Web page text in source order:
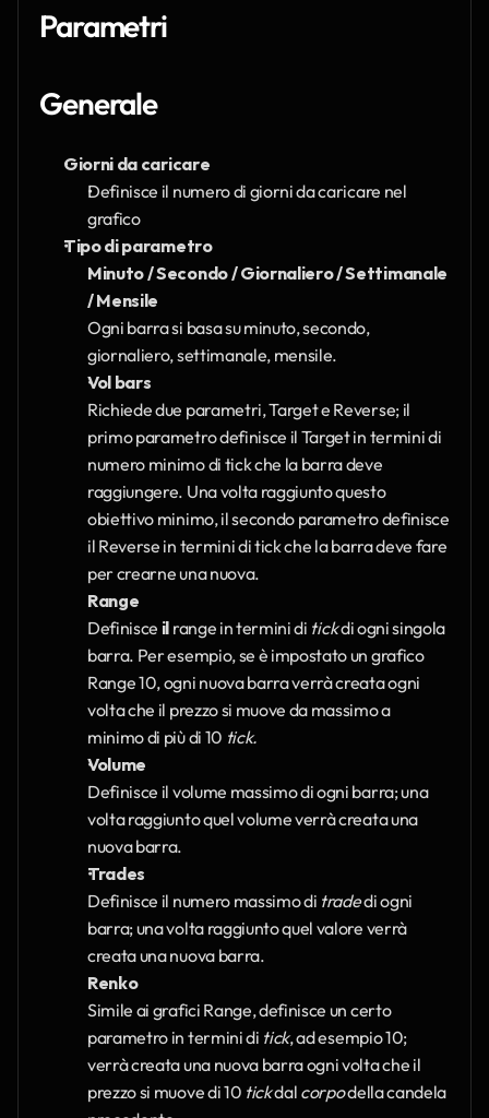
Parametri
Generale
Giorni da caricare
Definisce il numero di giorni da caricare nel
grafico
Tipo di parametro
Minuto / Secondo / Giornaliero / Settimanale
/ Mensile
Ogni barra si basa su minuto, secondo,
giornaliero, settimanale, mensile.
Vol bars
Richiede due parametri, Target e Reverse; il
primo parametro definisce il Target in termini di
numero minimo di tick che la barra deve
raggiungere. Una volta raggiunto questo
obiettivo minimo, il secondo parametro definisce
il Reverse in termini di tick che la barra deve fare
per crearne una nuova.
Range
Definisce il range in termini di tick di ogni singola
barra. Per esempio, se è impostato un grafico
Range 10, ogni nuova barra verrà creata ogni
volta che il prezzo si muove da massimo a
minimo di più di 10 tick.
Volume
Definisce il volume massimo di ogni barra; una
volta raggiunto quel volume verrà creata una
nuova barra.
Trades
Definisce il numero massimo di trade di ogni
barra; una volta raggiunto quel valore verrà
creata una nuova barra.
Renko
Simile ai grafici Range, definisce un certo
parametro in termini di tick, ad esempio 10;
verrà creata una nuova barra ogni volta che il
prezzo si muove di 10 tick dal corpo della candela